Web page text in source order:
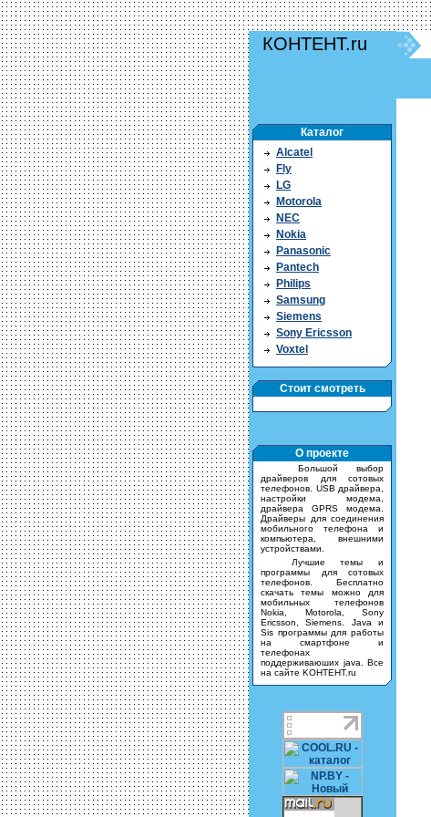
КОНТЕНТ.ru
Каталог
Alcatel
Fly
LG
Motorola
NEC
Nokia
Panasonic
Pantech
Philips
Samsung
Siemens
Sony Ericsson
Voxtel
Стоит смотреть
О проекте
Большой выбор
драйверов для сотовых
телефонов. USB драйвера,
настройки модема,
драйвера GPRS модема.
Драйверы для соединения
мобильного телефона и
компьютера, внешними
устройствами.
Лучшие темы и
программы для сотовых
телефонов. Бесплатно
скачать темы можно для
мобильных телефонов
Nokia, Motorola, Sony
Ericsson, Siemens. Java и
Sis программы для работы
на смартфоне и
телефонах
поддерживаюших java. Все
на сайте KOHTEHT.ru